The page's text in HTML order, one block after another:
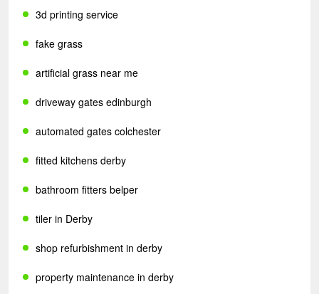
3d printing service
fake grass
artificial grass near me
driveway gates edinburgh
automated gates colchester
fitted kitchens derby
bathroom fitters belper
tiler in Derby
shop refurbishment in derby
property maintenance in derby